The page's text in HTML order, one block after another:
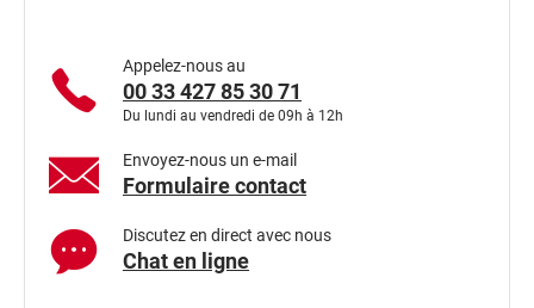
Appelez-nous au
00 33 427 85 30 71
Du lundi au vendredi de 09h à 12h
Envoyez-nous un e-mail
Formulaire contact
Discutez en direct avec nous
Chat en ligne